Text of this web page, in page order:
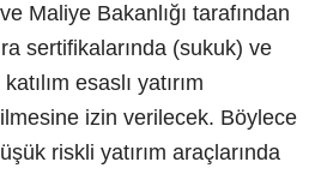
Maliye Bakanlığı tarafından
sertifikalarında (sukuk) ve
esaslı yatırım
izin verilecek. Böylece
riskli yatırım araçlarında